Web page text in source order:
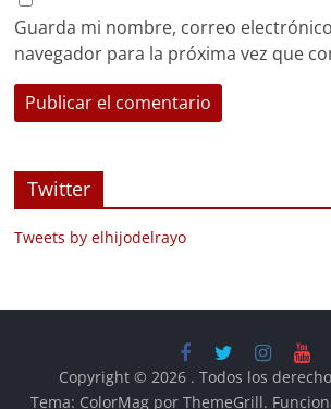
Guarda mi nombre, correo
navegador para la próxima vez que
Twitter
Tweets by elhijodelrayo
Copyright © 2026 . Todos los
Tema: ColorMag por ThemeGrill.